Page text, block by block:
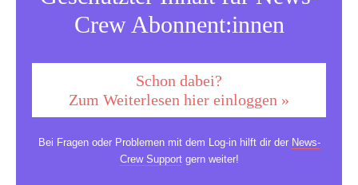
Crew Abonnent:innen
Schon dabei?
Zum Weiterlesen hier einloggen »
Bei Fragen oder Problemen mit dem Log-in hilft dir der News-
Crew Supportgern weiter!